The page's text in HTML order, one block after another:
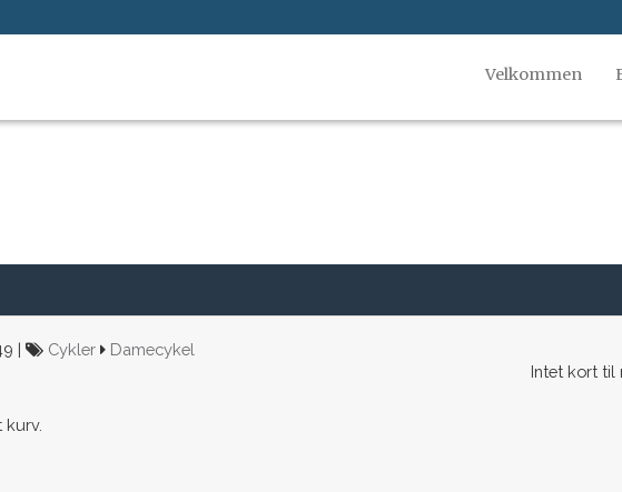
Velkommen
| Cykler Damecykel
Intet kort til